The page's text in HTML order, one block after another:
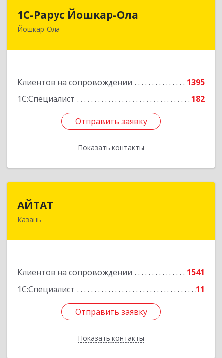
1С-Рарус Йошкар-Ола
Йошкар-Ола
Клиентов на сопровождении
1395
1С:Специалист
182
Отправить заявку
Показать контакты
424004, Марий Эл Респ, Йошкар-Ола г, Волкова
Отправить заявку
Назад
АЙТАТ
Казань
Клиентов на сопровождении
1541
1С:Специалист
11
Отправить заявку
Показать контакты
Подробнее
Отправить заявку
Назад